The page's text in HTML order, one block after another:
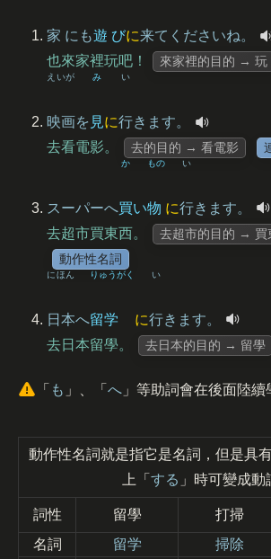
家 にも遊 びに来てくださいね。
也來家裡玩吧！
來家裡的目的 → 玩
映画
えいが
を 見
み
に行
い
きます。
去看電影。
去的目的 → 看電影
スーパーへ買
か
い物
もの
に行
い
きます。
去超市買東西。
去超市的目的 → 買
動作性名詞
日本
にほん
へ留学
りゅうがく
に行
い
きます。
去日本留學。
去日本的目的 → 留學
「 も 」、「 へ 」等助詞會在後面陸續
動作性名詞就是指它是名詞，但是具
上「 する 」時可變成動
詞性 留學 打掃
名詞
留学 掃除